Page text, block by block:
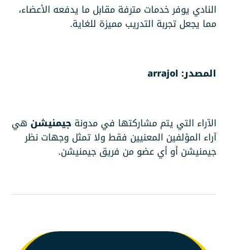
النادي يوفر خدمات مترفة مقابل ما يدفعه الأعضاء،
مما يجعل تجربة التدريب مميزة للغاية.
المصدر: arrajol
الآراء التي يتم مشاركتها في مدونة جيمنيشن هي
آراء المؤلفين المعنيين فقط ولا تمثل وجهات نظر
جيمنيشن أو أي عضو من فريق جيمنيشن.